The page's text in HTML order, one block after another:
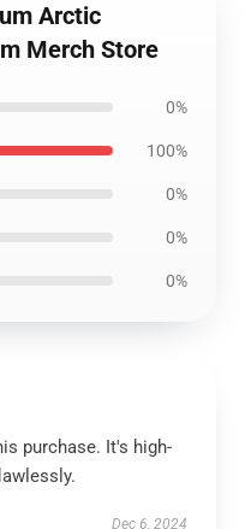
Arctic
Merch Store
0%
100%
0%
0%
0%
purchase. It's high-
Dec 6, 2024